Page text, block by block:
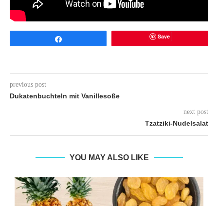
Save
previous post
Dukatenbuchteln mit Vanillesoße
next post
Tzatziki-Nudelsalat
YOU MAY ALSO LIKE